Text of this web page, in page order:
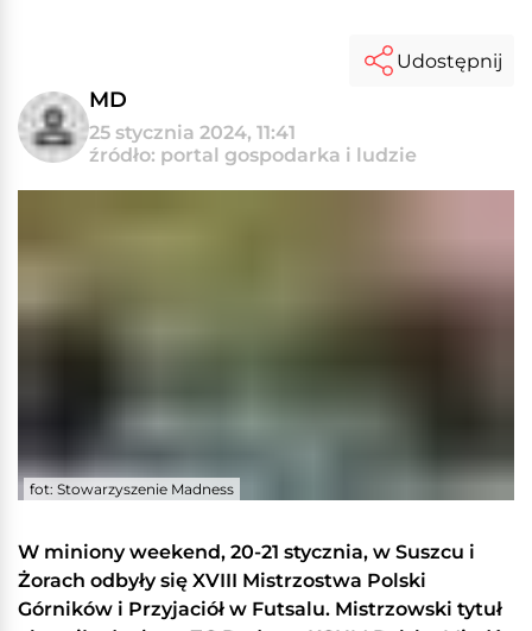
MD
25 stycznia 2024, 11:41
źródło: portal gospodarka i ludzie
Udostępnij
fot: Stowarzyszenie Madness
W miniony weekend, 20-21 stycznia, w Suszcu i
Żorach odbyły się XVIII Mistrzostwa Polski
Górników i Przyjaciół w Futsalu. Mistrzowski tytuł